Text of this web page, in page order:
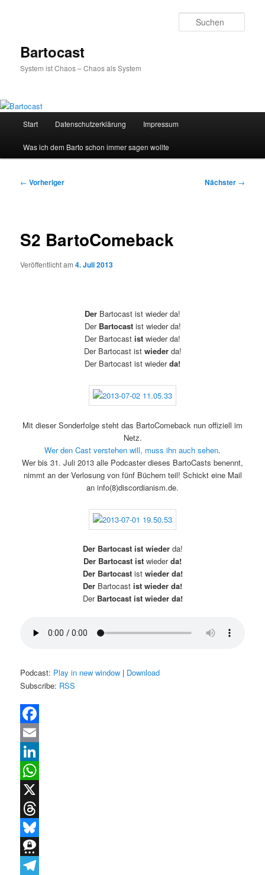
Bartocast
System ist Chaos – Chaos als System
Start Datenschutzerklärung Impressum
Was ich dem Barto schon immer sagen wollte
Beitragsnavigation
← Vorheriger Nächster →
S2 BartoComeback
Veröffentlicht am4. Juli 2013
Der Bartocast ist wieder da!
Der Bartocastist wieder da!
Der Bartocast ist wieder da!
Der Bartocast ist wiederda!
Der Bartocast ist wiederda!
Mit dieser Sonderfolge steht das BartoComeback nun offiziell im
Netz.
Wer den Cast verstehen will, muss ihn auch sehen.
Wer bis 31. Juli 2013 alle Podcaster dieses BartoCasts benennt,
nimmt an der Verlosung von fünf Büchern teil! Schickt eine Mail
an info(8)discordianism.de.
Der Bartocast ist wieder da!
Der Bartocast ist wiederda!
Der Bartocast istwieder da!
Der Bartocast ist wieder da!
DerBartocast ist wieder da!
Podcast: Play in new window | Download
Subscribe: RSS
Facebook
Email
LinkedIn
WhatsApp
X
Threads
Bluesky
Threema